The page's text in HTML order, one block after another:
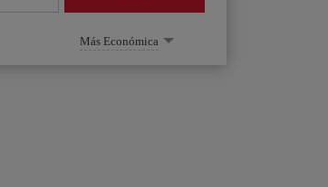
Más Económica